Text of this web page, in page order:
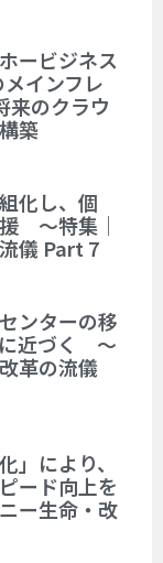
ービジネス
インフレ
来のクラウ
築
化し、個
～特集｜
儀 Part 7
ンターの移
近づく ～
革の流儀
」により、
ード向上を
ー生命・改